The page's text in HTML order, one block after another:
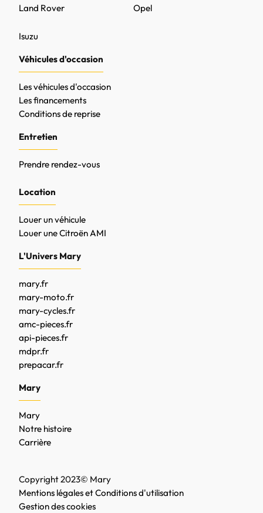
Opel
Land Rover
Isuzu
Véhicules d'occasion
Les véhicules d'occasion
Les financements
Conditions de reprise
Entretien
Prendre rendez-vous
Location
Louer un véhicule
Louer une Citroën AMI
L'Univers Mary
mary.fr
mary-moto.fr
mary-cycles.fr
amc-pieces.fr
api-pieces.fr
mdpr.fr
prepacar.fr
Mary
Mary
Notre histoire
Carrière
Copyright 2023© Mary
Mentions légales et Conditions d'utilisation
Gestion des cookies